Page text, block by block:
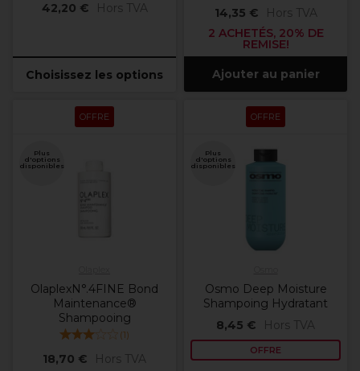
42,20 €
Hors TVA
Choisissez les options
14,35 €
Hors TVA
2 ACHETÉS, 20% DE
REMISE!
Ajouter au panier
OFFRE
Plus
d'options
disponibles
OlaplexN°.4FINE Bond
Maintenance®
Shampooing
(1)
18,70 €
Hors TVA
OFFRE
Plus
d'options
disponibles
Osmo Deep Moisture
Shampoing Hydratant
8,45 €
Hors TVA
OFFRE